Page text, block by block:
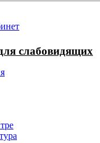
слабовидящих